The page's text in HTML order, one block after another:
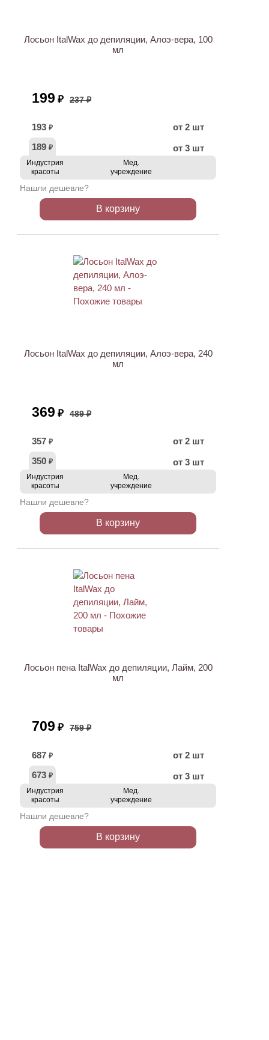
Лосьон ItalWax до депиляции, Алоэ-вера, 100
мл
199 ₽ 237 ₽
193 ₽
от 2 шт
189 ₽ от 3 шт
Индустрия
красоты
Мед.
учреждение
Нашли дешевле?
В корзину
Лосьон ItalWax до депиляции, Алоэ-вера, 240
мл
369 ₽ 489 ₽
357 ₽
от 2 шт
350 ₽ от 3 шт
Индустрия
красоты
Мед.
учреждение
Нашли дешевле?
В корзину
Лосьон пена ItalWax до депиляции, Лайм, 200
мл
709 ₽ 759 ₽
687 ₽
от 2 шт
673 ₽ от 3 шт
Индустрия
красоты
Мед.
учреждение
Нашли дешевле?
В корзину